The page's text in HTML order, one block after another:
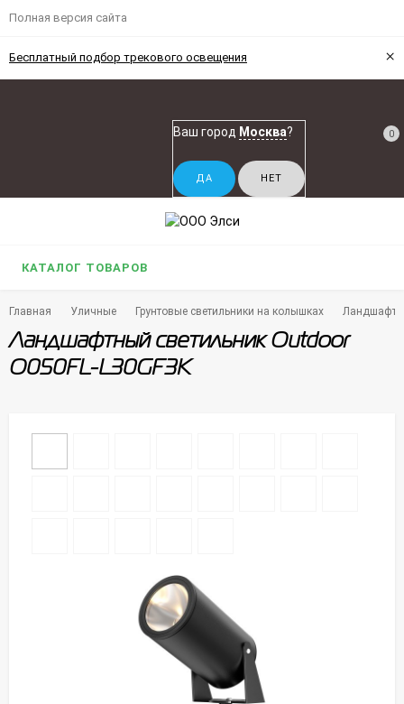
Полная версия сайта
Бесплатный подбор трекового освещения ×
Ваш город Москва? 0
КАТАЛОГ ТОВАРОВ
Главная Уличные Грунтовые светильники на колышках
Ландшафтный светильник Outdoor
O050FL-L30GF3K